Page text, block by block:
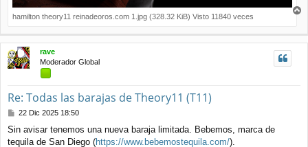
hamilton theory11 reinadeoros.com 1.jpg (328.32 KiB) Visto 11840 veces
i
rave
Moderador Global
Re: Todas las barajas de Theory11 (T11)
M
n
s
22 Dic 2025 18:50
Sin avisar tenemos una nueva baraja limitada. Bebemos, marca de
tequila de San Diego (https://www.bebemostequila.com/).